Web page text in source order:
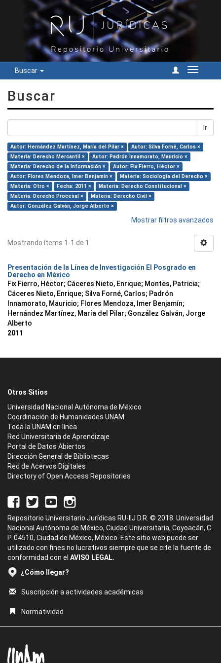
Buscar
Cambiar
Buscar
Ir
Autor: Hernández Martínez, María del Pilar ×
Autor: Silva Forné, Carlos ×
Materia: Derecho Mercantil ×
Autor: Padrón Innamorato, Mauricio ×
Materia: Derecho de la Información ×
Autor: Fix Fierro, Héctor ×
Autor: Flores Mendoza, Imer Benjamín ×
Materia: Sociología del Derecho ×
Materia: Otro ×
Fecha: 2011 ×
Materia: Derecho Constitucional ×
Materia: Derecho Procesal ×
Materia: Derecho Civil ×
Autor: González Galván, Jorge Alberto ×
Mostrar filtros avanzados
Mostrando ítems 1-1 de 1
Presentación de la Línea de Investigación El Posgrado en
Derecho en México
Fix Fierro, Héctor; Cáceres Nieto, Enrique; Montes, Patricia;
Cáceres Nieto, Enrique; Silva Forné, Carlos; Padrón
Innamorato, Mauricio; Flores Mendoza, Imer Benjamín;
Hernández Martínez, María del Pilar; González Galván, Jorge
Alberto
2011
Otros Sitios
Universidad Nacional Autónoma de México
Coordinación de Humanidades UNAM
Toda la UNAM en línea
Red Universitaria de Aprendizaje
Portal de Datos Abiertos
Dirección General de Bibliotecas
Red de Acervos Digitales
Directory of Open Access Repositories
Repositorio Universitario Jurídicas RU-IIJ D.R. © 2018. Universidad
Nacional Autónoma de México, Ciudad Universitaria, Coyoacán, C.
P. 04510, Ciudad de México, México. Este sitio web puede ser
utilizado con fines no lucrativos siempre que se cite la fuente de
conformidad con el AVISO LEGAL.
¿Cómo llegar?
Suscripción a actividades académicas
Normatividad